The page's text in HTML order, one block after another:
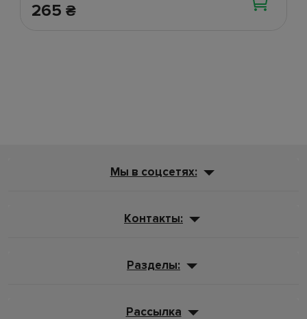
265 ₴
Мы в соцсетях:
Контакты:
Разделы:
Рассылка